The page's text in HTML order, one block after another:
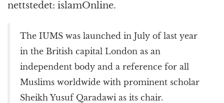
nettstedet: islamOnline.
The IUMS was launched in July of last year
in the British capital London as an
independent body and a reference for all
Muslims worldwide with prominent scholar
Sheikh Yusuf Qaradawi as its chair.